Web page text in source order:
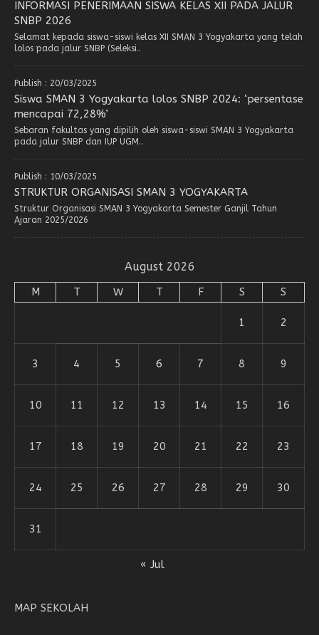
INFORMASI PENERIMAAN SISWA KELAS XII PADA JALUR
SNBP 2026
Selamat kepada siswa-siswi kelas XII SMAN 3 Yogyakarta yang telah
lolos pada jalur SNBP (Seleksi..
Publish : 20/03/2025
Siswa SMAN 3 Yogyakarta lolos SNBP 2024: ‘persentase
mencapai 72,28%’
Sebaran fakultas yang dipilih oleh siswa-siswi SMAN 3 Yogyakarta
pada jalur SNBP dan IUP UGM..
Publish : 10/03/2025
STRUKTUR ORGANISASI SMAN 3 YOGYAKARTA
Struktur Organisasi SMAN 3 Yogyakarta Semester Ganjil Tahun
Ajaran 2025/2026
August 2026
M T W T F S S
1 2
3 4 5 6 7 8 9
10 11 12 13 14 15 16
17 18 19 20 21 22 23
24 25 26 27 28 29 30
31
« Jul
MAP SEKOLAH